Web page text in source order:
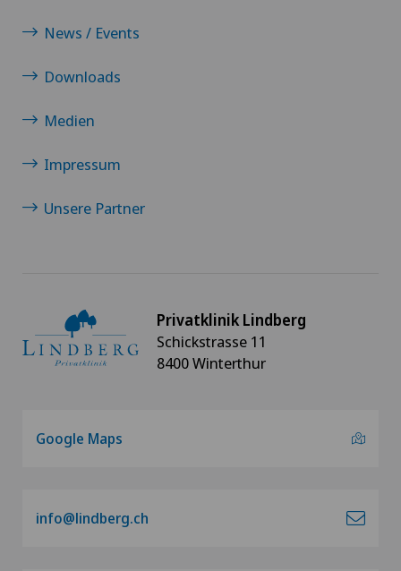
News / Events
Downloads
Medien
Impressum
Unsere Partner
Privatklinik Lindberg
Schickstrasse 11
8400 Winterthur
Google Maps
info@lindberg.ch